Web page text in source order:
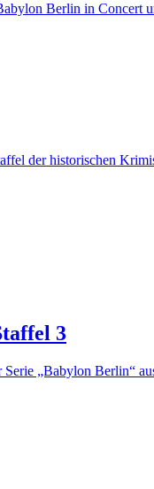
Berlin in Concert
der historischen
3
„Babylon Berlin“